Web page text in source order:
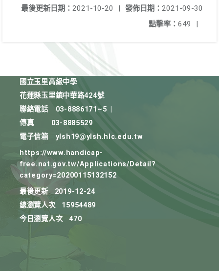
發佈日期： 2021-09-30
最後更新日期： 2021-10-20
|
點擊率： 649 |
國立玉里高級中學
花蓮縣玉里鎮中華路424號
聯絡電話
03-8886171~5
傳真
03-8885529
電子信箱
ylsh19@ylsh.hlc.edu.tw
https://www.handicap-
free.nat.gov.tw/Applications/Detail?
category=20200115132152
最後更新
2019-12-24
總瀏覽人次
15954489
今日瀏覽人次
470